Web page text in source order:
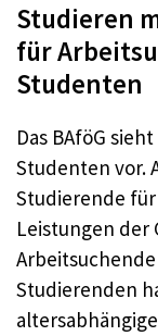
Studieren
für
Studenten
Das BAföG
Studenten vor.
Studierende
Leistungen der
Studierenden